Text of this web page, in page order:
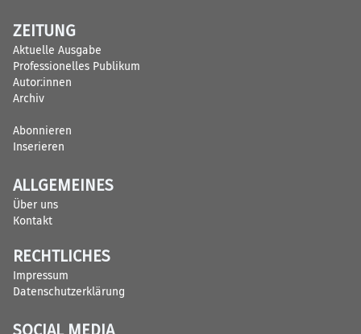
ZEITUNG
Aktuelle Ausgabe
Professionelles Publikum
Autor:innen
Archiv
Abonnieren
Inserieren
ALLGEMEINES
Über uns
Kontakt
RECHTLICHES
Impressum
Datenschutzerklärung